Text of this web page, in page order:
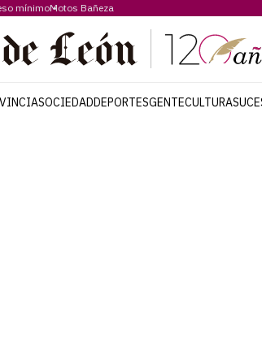
mínimoMotos Bañeza
SOCIEDADDEPORTESGENTECULTURA